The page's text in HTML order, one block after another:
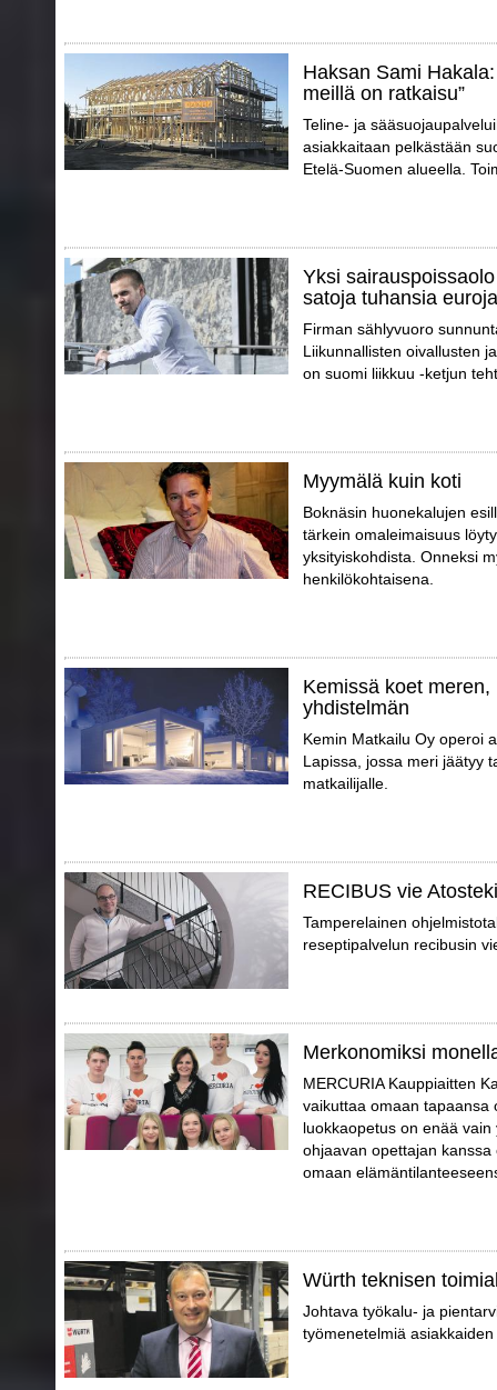
Haksan Sami
meillä on ratkaisu”
Teline- ja
asiakkaitaan pelkästään
Etelä-Suomen alueella.
Yksi
satoja tuhansia euroja
Firman sählyvuoro
Liikunnallisten oivallusten
on suomi liikkuu -ketjun
Myymälä kuin koti
Boknäsin huonekalujen
tärkein omaleimaisuus
yksityiskohdista. Onneksi
henkilökohtaisena.
Kemissä koet
yhdistelmän
Kemin Matkailu Oy operoi
Lapissa, jossa meri jäätyy
matkailijalle.
RECIBUS vie
Tamperelainen
reseptipalvelun recibusin
Merkonomiksi
MERCURIA Kauppiaitten
vaikuttaa omaan tapaansa
luokkaopetus on enää
ohjaavan opettajan
omaan
Würth teknisen
Johtava työkalu- ja
työmenetelmiä